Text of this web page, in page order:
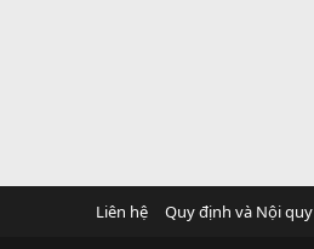
Liên hệ Quy định và Nội quy